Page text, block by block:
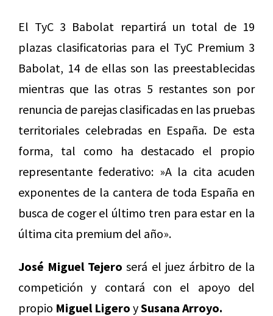
El TyC 3 Babolat repartirá un total de 19
plazas clasificatorias para el TyC Premium 3
Babolat, 14 de ellas son las preestablecidas
mientras que las otras 5 restantes son por
renuncia de parejas clasificadas en las pruebas
territoriales celebradas en España. De esta
forma, tal como ha destacado el propio
representante federativo: »A la cita acuden
exponentes de la cantera de toda España en
busca de coger el último tren para estar en la
última cita premium del año».
José Miguel Tejero será el juez árbitro de la
competición y contará con el apoyo del
propio Miguel Ligero ySusana Arroyo.